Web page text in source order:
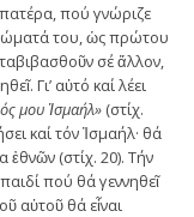
πού γνώριζε
του, ὡς πρώτου
σέ ἄλλον,
Γι’ αὐτό καί λέει
μου Ἰσμαήλ» (στίχ.
καί τόν Ἰσμαήλ· θά
ἐθνῶν (στίχ. 20). Τήν
πού θά γεννηθεῖ
αὐτοῦ θά εἶναι